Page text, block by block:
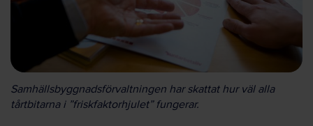
Samhällsbyggnadsförvaltningen har skattat hur väl alla
tårtbitarna i ”friskfaktorhjulet” fungerar.